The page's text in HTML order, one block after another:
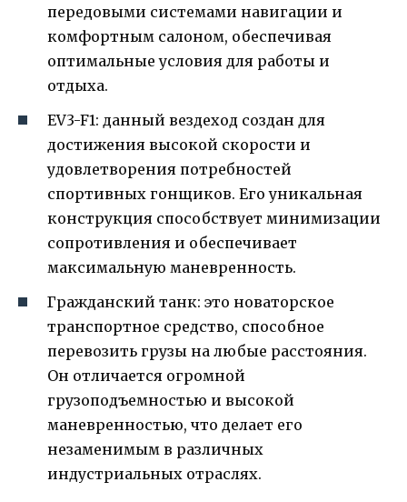
передовыми системами навигации и
комфортным салоном, обеспечивая
оптимальные условия для работы и
отдыха.
EV3-F1: данный вездеход создан для
достижения высокой скорости и
удовлетворения потребностей
спортивных гонщиков. Его уникальная
конструкция способствует минимизации
сопротивления и обеспечивает
максимальную маневренность.
Гражданский танк: это новаторское
транспортное средство, способное
перевозить грузы на любые расстояния.
Он отличается огромной
грузоподъемностью и высокой
маневренностью, что делает его
незаменимым в различных
индустриальных отраслях.